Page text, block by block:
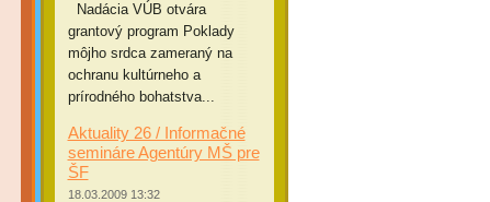
Nadácia VÚB otvára
grantový program Poklady
môjho srdca zameraný na
ochranu kultúrneho a
prírodného bohatstva...
Aktuality 26 / Informačné
semináre Agentúry MŠ pre
ŠF
18.03.2009 13:32